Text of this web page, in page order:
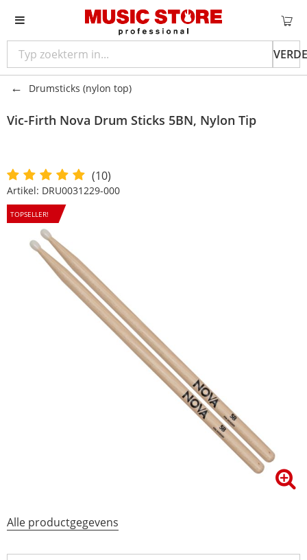
Drumsticks (nylon top)
Vic-Firth Nova Drum Sticks 5BN, Nylon Tip
(10)
Artikel: DRU0031229-000
TOPSELLER!
Alle productgegevens